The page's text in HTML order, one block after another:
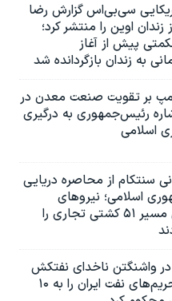
سی‌بی‌‌اس گزارش رضا
زندان اوین را منتشر کرد؛
پیش از آغاز
به زندان بازگردانده شد
بر تقویت صنعت معدن در
رئیس‌جمهوری به درگیری
اسلامی
سنتکام از محاصره دریایی
اسلامی؛ نیروهای
آمریکایی مسیر ۵۱ کشتی تجاری را
در واشنگتن ناخدای نفتکش
ناقض تحریم‌های نفت ایران را به ۱۰